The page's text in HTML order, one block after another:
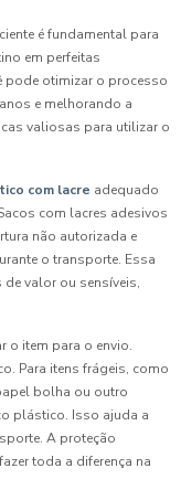
é fundamental para
em perfeitas
pode otimizar o processo
e melhorando a
valiosas para utilizar o
com lacre adequado
com lacres adesivos
não autorizada e
o transporte. Essa
de valor ou sensíveis,
o item para o envio.
Para itens frágeis, como
bolha ou outro
plástico. Isso ajuda a
A proteção
toda a diferença na